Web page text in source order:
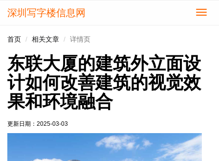
切
深圳写字楼信息网
首页 相关文章 详情页
东联大厦的建筑外立面设
计如何改善建筑的视觉效
果和环境融合
更新日期： 2025-03-03